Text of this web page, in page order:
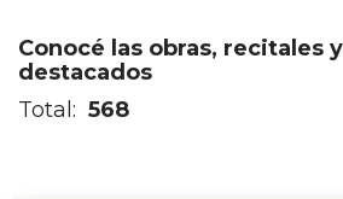
Conocé las obras, recitales
destacados
Total: 568